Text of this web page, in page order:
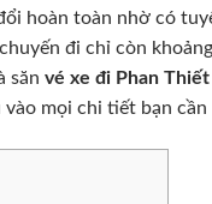
hoàn toàn nhờ có
đi chỉ còn
săn vé xe đi Phan Thiết
vào mọi chi tiết bạn